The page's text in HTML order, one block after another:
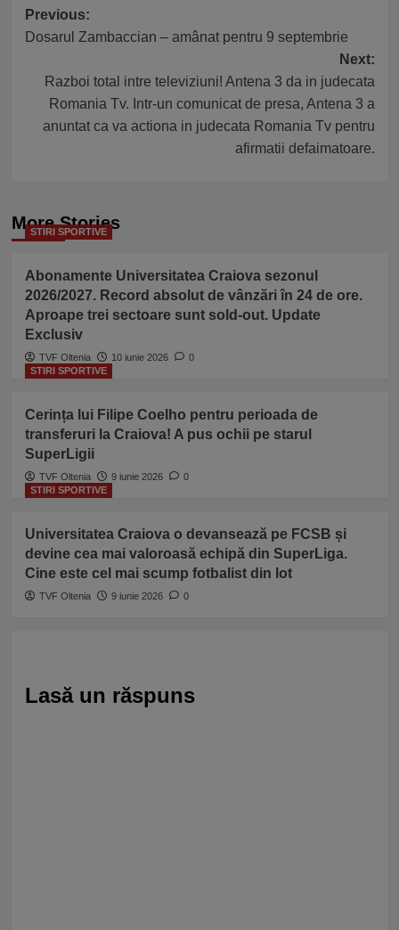
Post
navigation
Previous:
Dosarul Zambaccian – amânat pentru 9 septembrie
Next:
Razboi total intre televiziuni! Antena 3 da in judecata
Romania Tv. Intr-un comunicat de presa, Antena 3 a
anuntat ca va actiona in judecata Romania Tv pentru
afirmatii defaimatoare.
More Stories
STIRI SPORTIVE
Abonamente Universitatea Craiova sezonul
2026/2027. Record absolut de vânzări în 24 de ore.
Aproape trei sectoare sunt sold-out. Update
Exclusiv
TVF Oltenia 10 iunie 2026
0
STIRI SPORTIVE
Cerința lui Filipe Coelho pentru perioada de
transferuri la Craiova! A pus ochii pe starul
SuperLigii
TVF Oltenia 9 iunie 2026
0
STIRI SPORTIVE
Universitatea Craiova o devansează pe FCSB și
devine cea mai valoroasă echipă din SuperLiga.
Cine este cel mai scump fotbalist din lot
TVF Oltenia 9 iunie 2026 0
Lasă un răspuns